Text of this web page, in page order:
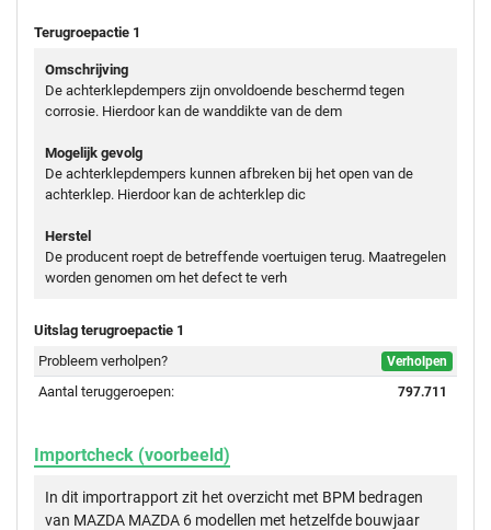
Terugroepactie 1
Omschrijving
De achterklepdempers zijn onvoldoende beschermd tegen
corrosie. Hierdoor kan de wanddikte van de dem
Mogelijk gevolg
De achterklepdempers kunnen afbreken bij het open van de
achterklep. Hierdoor kan de achterklep dic
Herstel
De producent roept de betreffende voertuigen terug. Maatregelen
worden genomen om het defect te verh
Uitslag terugroepactie 1
Probleem verholpen?
Verholpen
Aantal teruggeroepen: 797.711
Importcheck (voorbeeld)
In dit importrapport zit het overzicht met BPM bedragen
van MAZDA MAZDA 6 modellen met hetzelfde bouwjaar